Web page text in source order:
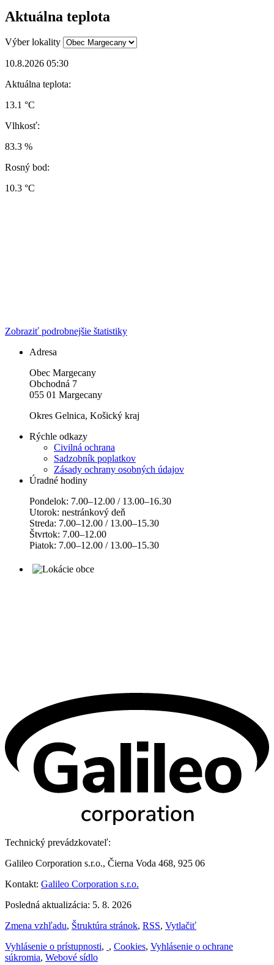
Aktuálna teplota
Výber lokality
10.8.2026 05:30
Aktuálna teplota:
13.1 °C
Vlhkosť:
83.3 %
Rosný bod:
10.3 °C
Zobraziť podrobnejšie štatistiky
Adresa
Obec Margecany
Obchodná 7
055 01 Margecany
Okres Gelnica, Košický kraj
Rýchle odkazy
Civilná ochrana
Sadzobník poplatkov
Zásady ochrany osobných údajov
Úradné hodiny
Pondelok: 7.00–12.00 / 13.00–16.30
Utorok: nestránkový deň
Streda: 7.00–12.00 / 13.00–15.30
Štvrtok: 7.00–12.00
Piatok: 7.00–12.00 / 13.00–15.30
Technický prevádzkovateľ:
Galileo Corporation s.r.o., Čierna Voda 468, 925 06
Kontakt: Galileo Corporation s.r.o.
Posledná aktualizácia: 5. 8. 2026
Zmena vzhľadu, Štruktúra stránok, RSS, Vytlačiť
Vyhlásenie o prístupnosti, , Cookies, Vyhlásenie o ochrane
súkromia, Webové sídlo